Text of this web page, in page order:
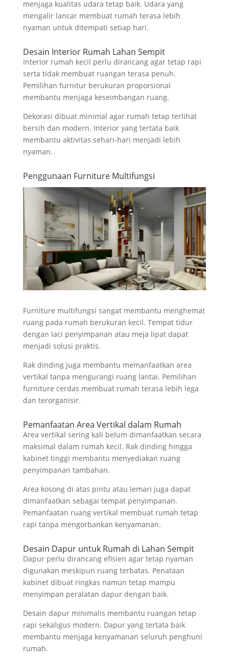
menjaga kualitas udara tetap baik. Udara yang
mengalir lancar membuat rumah terasa lebih
nyaman untuk ditempati setiap hari.
Desain Interior Rumah Lahan Sempit
Interior rumah kecil perlu dirancang agar tetap rapi
serta tidak membuat ruangan terasa penuh.
Pemilihan furnitur berukuran proporsional
membantu menjaga keseimbangan ruang.
Dekorasi dibuat minimal agar rumah tetap terlihat
bersih dan modern. Interior yang tertata baik
membantu aktivitas sehari-hari menjadi lebih
nyaman.
Penggunaan Furniture Multifungsi
Furniture multifungsi sangat membantu menghemat
ruang pada rumah berukuran kecil. Tempat tidur
dengan laci penyimpanan atau meja lipat dapat
menjadi solusi praktis.
Rak dinding juga membantu memanfaatkan area
vertikal tanpa mengurangi ruang lantai. Pemilihan
furniture cerdas membuat rumah terasa lebih lega
dan terorganisir.
Pemanfaatan Area Vertikal dalam Rumah
Area vertikal sering kali belum dimanfaatkan secara
maksimal dalam rumah kecil. Rak dinding hingga
kabinet tinggi membantu menyediakan ruang
penyimpanan tambahan.
Area kosong di atas pintu atau lemari juga dapat
dimanfaatkan sebagai tempat penyimpanan.
Pemanfaatan ruang vertikal membuat rumah tetap
rapi tanpa mengorbankan kenyamanan.
Desain Dapur untuk Rumah di Lahan Sempit
Dapur perlu dirancang efisien agar tetap nyaman
digunakan meskipun ruang terbatas. Penataan
kabinet dibuat ringkas namun tetap mampu
menyimpan peralatan dapur dengan baik.
Desain dapur minimalis membantu ruangan tetap
rapi sekaligus modern. Dapur yang tertata baik
membantu menjaga kenyamanan seluruh penghuni
rumah.